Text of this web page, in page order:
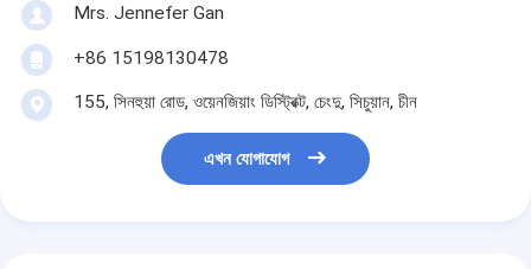
Mrs. Jennefer Gan
+86 15198130478
155, সিনহুয়া রোড, ওয়েনজিয়াং ডিস্ট্রিক্ট, চেংদু, সিচুয়ান, চীন
এখন যোগাযোগ